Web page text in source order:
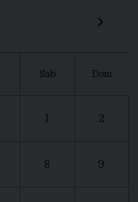
›
Sab Dom
1 2
8 9